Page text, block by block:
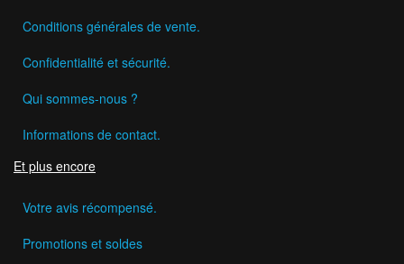
Conditions générales de vente.
Confidentialité et sécurité.
Qui sommes-nous ?
Informations de contact.
Et plus encore
Votre avis récompensé.
Promotions et soldes